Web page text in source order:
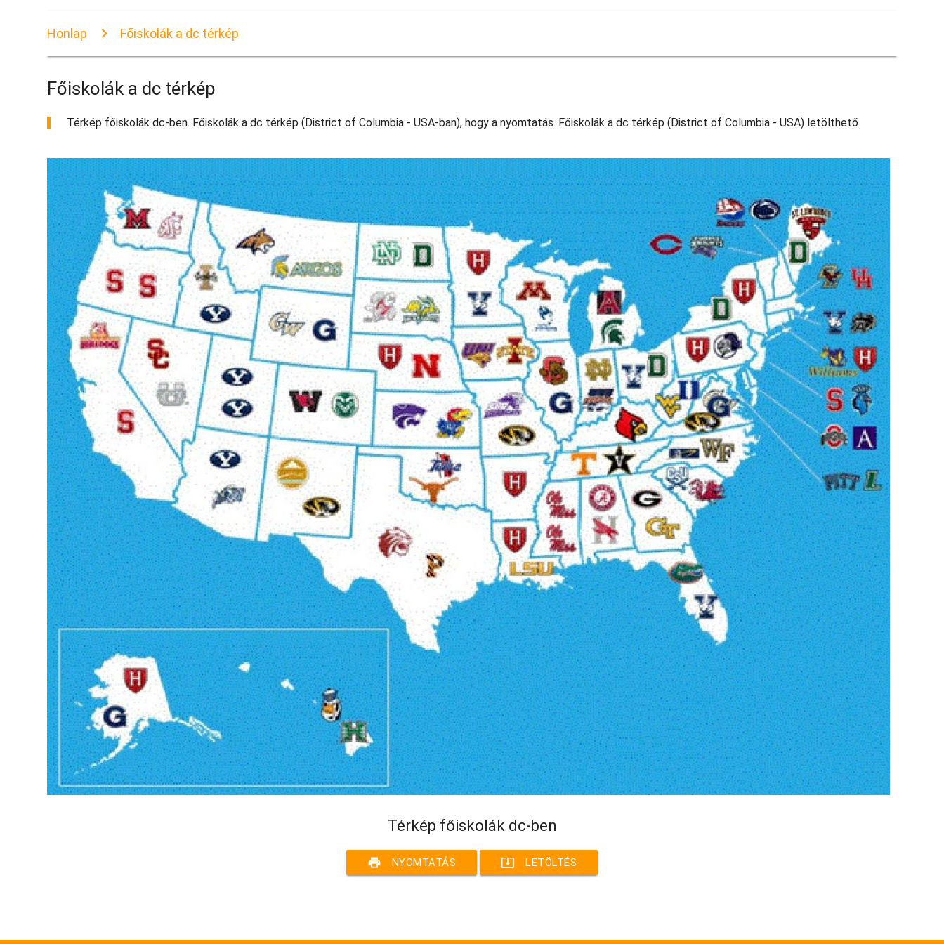
Honlap Főiskolák a dc térkép
Főiskolák a dc térkép
Térkép főiskolák dc-ben. Főiskolák a dc térkép (District of Columbia - USA-ban), hogy a nyomtatás. Főiskolák a dc térkép (District of Columbia - USA) letölthető.
Térkép főiskolák dc-ben
print NYOMTATÁS system_update_alt LETÖLTÉS